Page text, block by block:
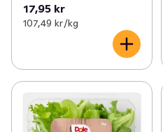
17,95 kr
107,49 kr /kg